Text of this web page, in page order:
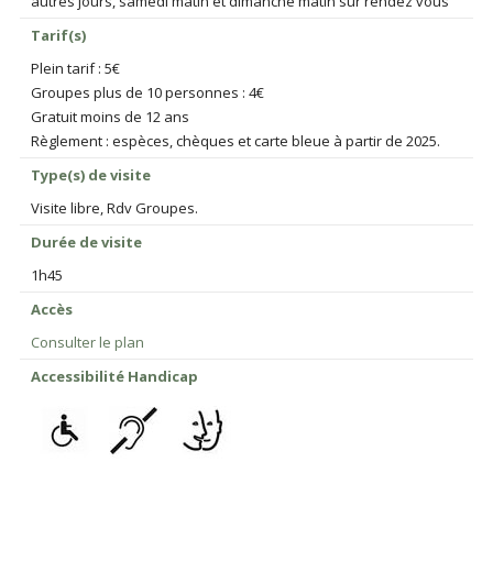
Tarif(s)
Plein tarif : 5€
Groupes plus de 10 personnes : 4€
Gratuit moins de 12 ans
Règlement : espèces, chèques et carte bleue à partir de 2025.
Type(s) de visite
Visite libre, Rdv Groupes.
Durée de visite
1h45
Accès
Consulter le plan
Accessibilité Handicap